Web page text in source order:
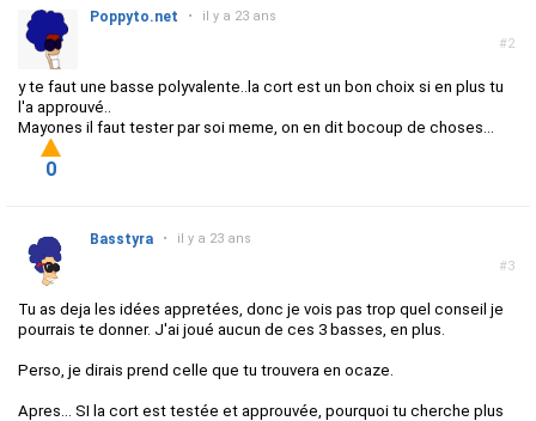
#2
Poppyto.net • il y a 23 ans
y te faut une basse polyvalente..la cort est un bon choix si en plus tu
l'a approuvé..
Mayones il faut tester par soi meme, on en dit bocoup de choses...
0
#3
Basstyra • il y a 23 ans
Tu as deja les idées appretées, donc je vois pas trop quel conseil je
pourrais te donner. J'ai joué aucun de ces 3 basses, en plus.
Perso, je dirais prend celle que tu trouvera en ocaze.
Apres... SI la cort est testée et approuvée, pourquoi tu cherche plus